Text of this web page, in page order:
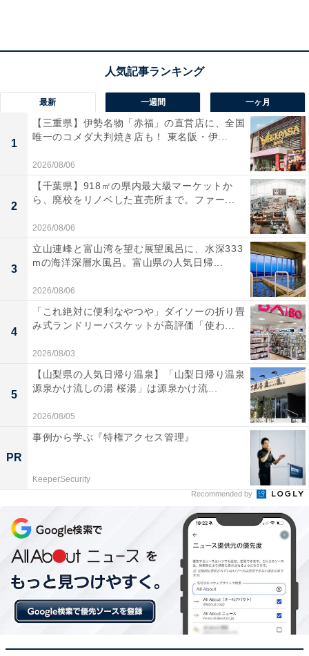
年。14歳と13歳、年子のふたりを育てながら彼女が仕事
ちは今でも自分たち両親より祖父母に愛情を感じている
ように見えるという。
「夫がもっと積極的に家庭に関わる……というか、ここ
は自分たち夫婦の家庭なんだという気持ちを強くもって
くれれば、親に頼る部分も少なくてすんだと思う。何度
も働きかけたし、いろいろ提案もしたけど、夫はいつも
最後は『任せるよ』と逃げていく。表面上は穏やかな関
係になっていますが、それは私が夫をあきらめたから」
夫をあきらめる、というのは強い言葉だ。だがあきらめ
られた夫のほうは、案外気楽そうに見えるというから、
「結婚」って何だろうと思わされる。
この先何があるかわからない
「一応、墓場まで一緒にと思って結婚したけど、今はこ
最新 一週間 一ヶ月
1
【三重県】伊勢名物「赤福」の直営店に、全国
唯一のコメダ大判焼き店も！ 東名阪・伊...
2026/08/06
2
【千葉県】918㎡の県内最大級マーケットか
ら、廃校をリノベした直売所まで。ファー...
2026/08/06
3
立山連峰と富山湾を望む展望風呂に、水深333
mの海洋深層水風呂。富山県の人気日帰...
2026/08/06
4
「これ絶対に便利なやつや」ダイソーの折り畳
み式ランドリーバスケットが高評価「使わ...
2026/08/03
5
【山梨県の人気日帰り温泉】「山梨日帰り温泉
源泉かけ流しの湯 桜湯」は源泉かけ流...
2026/08/05
PR
事例から学ぶ『特権アクセス管理』
KeeperSecurity
Recommended by